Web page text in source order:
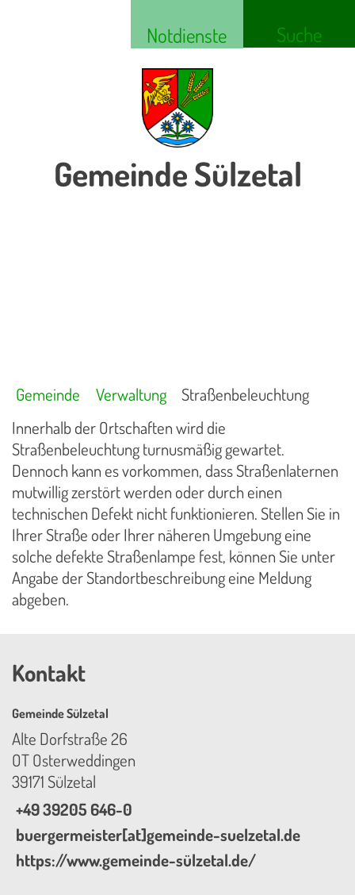
Notdienste Suche
Gemeinde Sülzetal
Gemeinde Verwaltung
Straßenbeleuchtung
Innerhalb der Ortschaften wird die
Straßenbeleuchtung turnusmäßig gewartet.
Dennoch kann es vorkommen, dass Straßenlaternen
mutwillig zerstört werden oder durch einen
technischen Defekt nicht funktionieren. Stellen Sie in
Ihrer Straße oder Ihrer näheren Umgebung eine
solche defekte Straßenlampe fest, können Sie unter
Angabe der Standortbeschreibung eine Meldung
abgeben.
Kontakt
Gemeinde Sülzetal
Alte Dorfstraße 26
OT Osterweddingen
39171 Sülzetal
+49 39205 646-0
buergermeister[at]gemeinde-suelzetal.de
https://www.gemeinde-sülzetal.de/